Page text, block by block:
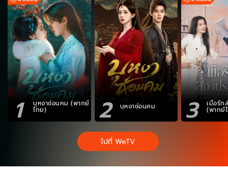
1 บุหงาซ่อนคม (พากย์
ไทย) 2 บุหงาซ่อนคม 3 เมื่อรัก
(พากย์
ไปที่ WeTV